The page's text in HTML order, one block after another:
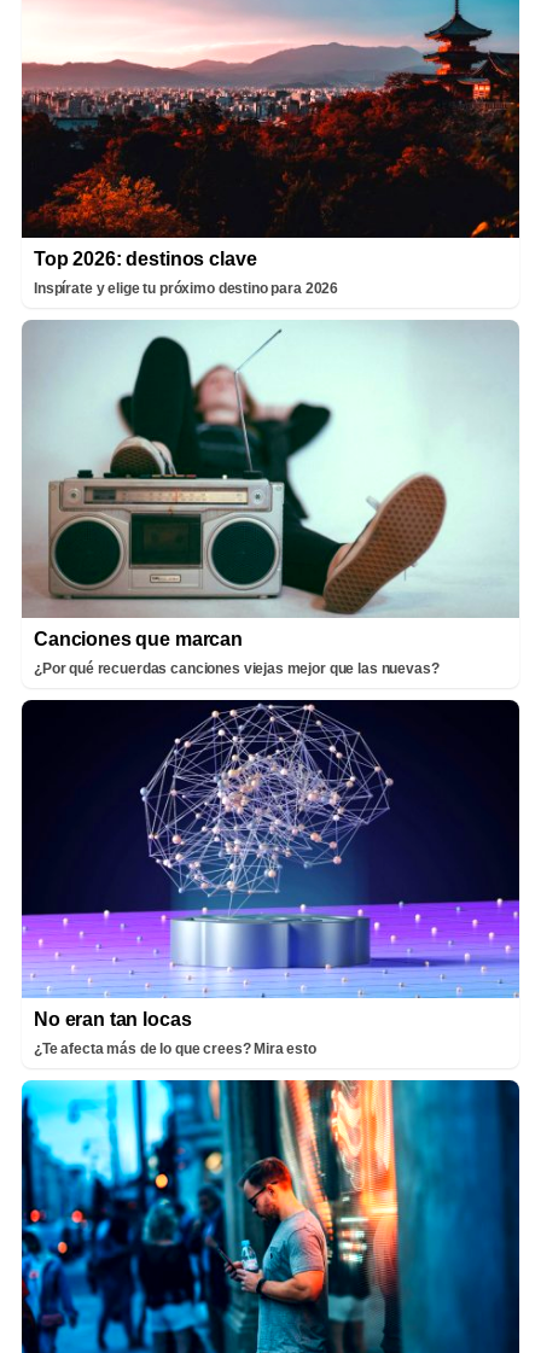
Top 2026: destinos clave
Inspírate y elige tu próximo destino para 2026
Canciones que marcan
¿Por qué recuerdas canciones viejas mejor que las nuevas?
No eran tan locas
¿Te afecta más de lo que crees? Mira esto